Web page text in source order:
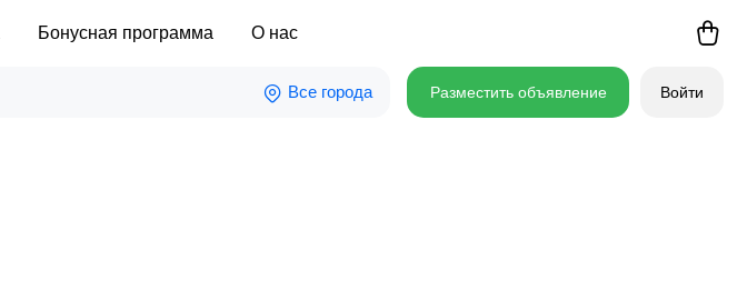
Бонусная программа О нас
Все города Разместить объявление Войти